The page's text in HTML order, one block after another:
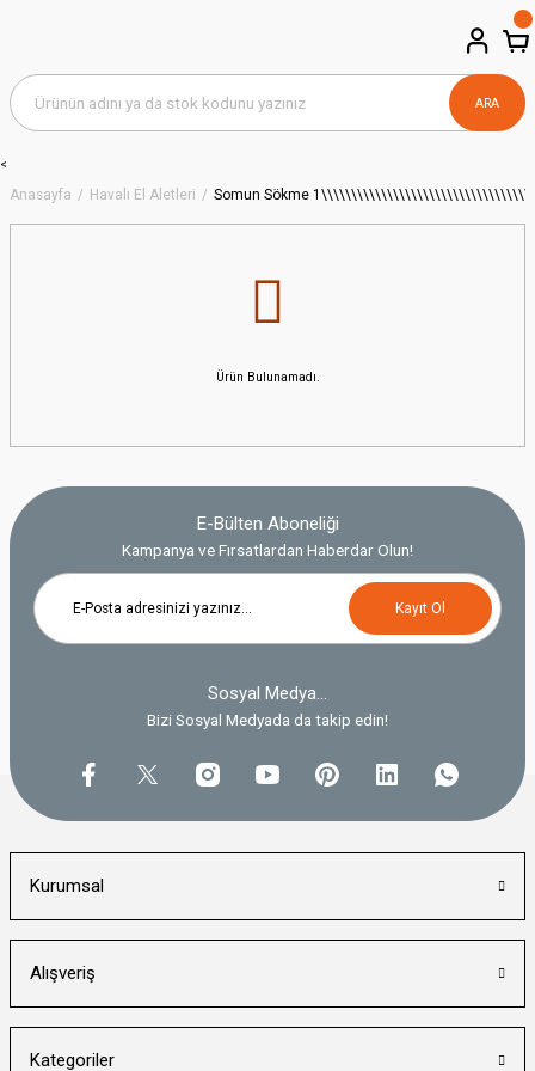
ARA
<
Anasayfa Havalı El Aletleri Somun Sökme
Ürün Bulunamadı.
E-Bülten Aboneliği
Kampanya ve Fırsatlardan Haberdar Olun!
Kayıt Ol
Sosyal Medya...
Bizi Sosyal Medyada da takip edin!
Kurumsal
Alışveriş
Kategoriler